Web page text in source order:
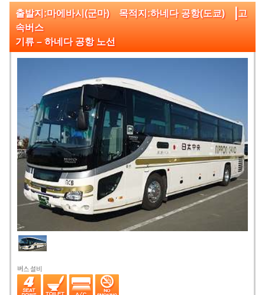
출발지:마에바시(군마) 목적지:하네다 공항(도쿄) |고
속버스
기류 – 하네다 공항 노선
버스 설비